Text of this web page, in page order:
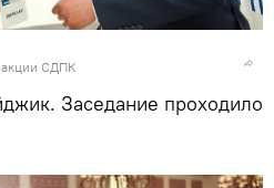
СДПК
Заседание проходило